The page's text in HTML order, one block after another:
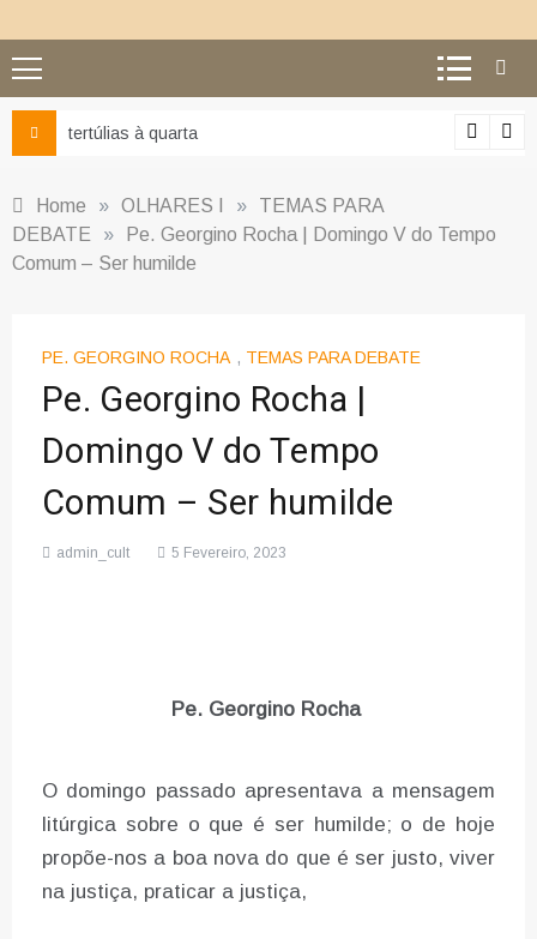
Ciência e religião: como superar o equívoco do conflito
Home » OLHARES I »
TEMAS PARA
DEBATE
»
Pe. Georgino Rocha | Domingo V do Tempo
Comum – Ser humilde
PE. GEORGINO ROCHA , TEMAS PARA DEBATE
Pe. Georgino Rocha |
Domingo V do Tempo
Comum – Ser humilde
admin_cult 5 Fevereiro, 2023
Pe. Georgino Rocha
O domingo passado apresentava a mensagem
litúrgica sobre o que é ser humilde; o de hoje
propõe-nos a boa nova do que é ser justo, viver
na justiça, praticar a justiça,